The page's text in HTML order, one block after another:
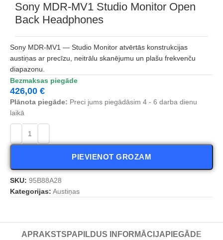
Sony MDR-MV1 Studio Monitor Open
Back Headphones
Sony MDR-MV1 — Studio Monitor atvērtās konstrukcijas
austiņas ar precīzu, neitrālu skanējumu un plašu frekvenču
diapazonu.
Bezmaksas piegāde
426,00 €
Plānota piegāde: Preci jums piegādāsim 4 - 6 darba dienu
laikā
PIEVIENOT GROZAM
SKU: 95B88A28
Kategorijas: Austiņas
APRAKSTS PAPILDUS INFORMĀCIJA PIEGĀDE